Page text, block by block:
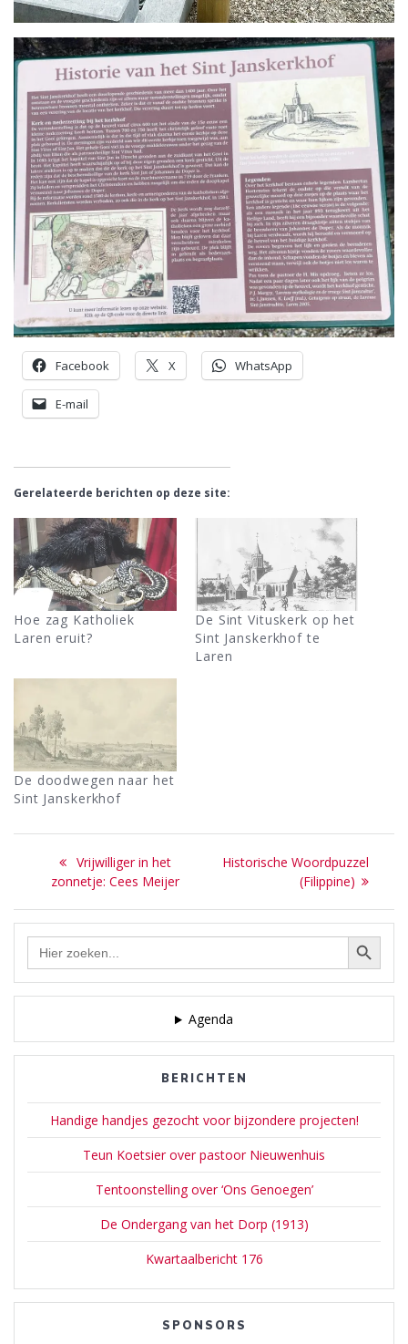
Facebook X WhatsApp
E-mail
Gerelateerde berichten op deze site:
Hoe zag Katholiek
Laren eruit?
De Sint Vituskerk op het
Sint Janskerkhof te
Laren
De doodwegen naar het
Sint Janskerkhof
Bericht
navigatie
Previous
post:
Vrijwilliger in het
zonnetje: Cees Meijer
Next
Historische Woordpuzzel
(Filippine)
Zoek Zoekknop
Agenda
BERICHTEN
Handige handjes gezocht voor bijzondere projecten!
Teun Koetsier over pastoor Nieuwenhuis
Tentoonstelling over ‘Ons Genoegen’
De Ondergang van het Dorp (1913)
Kwartaalbericht 176
SPONSORS